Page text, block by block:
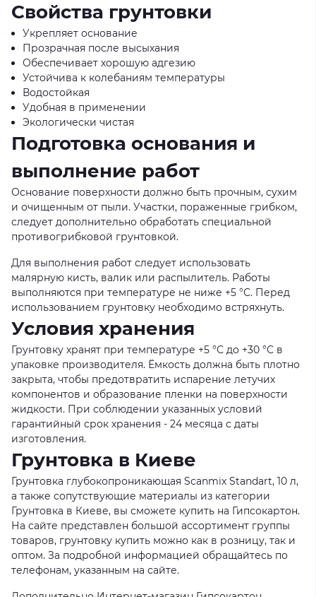
Свойства грунтовки
Укрепляет основание
Прозрачная после высыхания
Обеспечивает хорошую адгезию
Устойчива к колебаниям температуры
Водостойкая
Удобная в применении
Экологически чистая
Подготовка основания и
выполнение работ
Основание поверхности должно быть прочным, сухим
и очищенным от пыли. Участки, пораженные грибком,
следует дополнительно обработать специальной
противогрибковой грунтовкой.
Для выполнения работ следует использовать
малярную кисть, валик или распылитель. Работы
выполняются при температуре не ниже +5 °С. Перед
использованием грунтовку необходимо встряхнуть.
Условия хранения
Грунтовку хранят при температуре +5 °С до +30 °С в
упаковке производителя. Ёмкость должна быть плотно
закрыта, чтобы предотвратить испарение летучих
компонентов и образование пленки на поверхности
жидкости. При соблюдении указанных условий
гарантийный срок хранения - 24 месяца с даты
изготовления.
Грунтовка в Киеве
Грунтовка глубокопроникающая Scanmix Standart, 10 л,
а также сопутствующие материалы из категории
Грунтовка в Киеве, вы сможете купить на Гипсокартон.
На сайте представлен большой ассортимент группы
товаров, грунтовку купить можно как в розницу, так и
оптом. За подробной информацией обращайтесь по
телефонам, указанным на сайте.